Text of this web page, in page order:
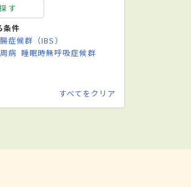
す
条件
症候群（IBS）
病 睡眠時無呼吸症候群
すべてをクリア